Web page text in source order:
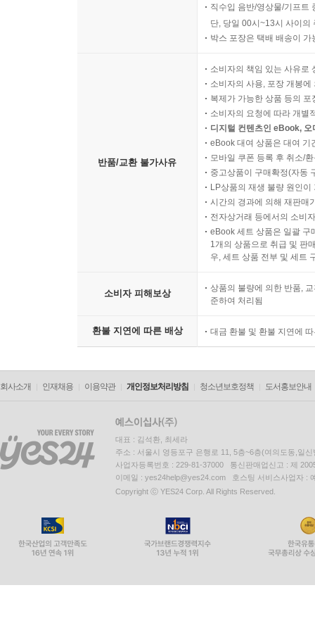
직수입 음반/영상물/기프트
단, 당일 00시~13시 사이의
박스 포장은 택배 배송이
반품/교환 불가사유
소비자의 책임 있는 사유로
소비자의 사용, 포장 개봉
복제가 가능한 상품 등의
소비자의 요청에 따라 개별
디지털 컨텐츠인 eBook,
eBook 대여 상품은 대여 기
모바일 쿠폰 등록 후 취소/
중고상품이 구매확정(자동
LP상품의 재생 불량 원인
시간의 경과에 의해 재판매
전자상거래 등에서의 소비
eBook 세트 상품은 일괄 구
1개의 상품으로 취급 및 판
우, 세트 상품 전부 및 세트
소비자 피해보상
상품의 불량에 의한 반품,
준하여 처리됨
환불 지연에 따른 배상 대금 환불 및 환불 지연에
회사소개 인재채용 이용약관 개인정보처리방침 청소년보호정책 도서홍보안내
대표 : 김석환, 최세라
주소 : 서울시 영등포구 은행로 11, 5층~6층(여의도동,일신
사업자등록번호 : 229-81-37000 통신판매업신고 : 제
이메일 : yes24help@yes24.com 호스팅 서비스사업자 :
Copyright ⓒ YES24 Corp. All Rights Reserved.